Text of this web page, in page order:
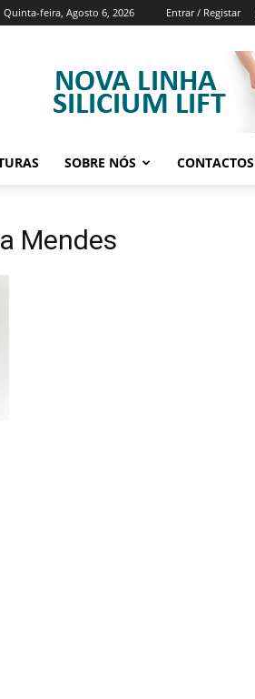
Quinta-feira, Agosto 6, 2026 Entrar / Registar
SOBRE NÓS CONTACTOS
Mendes